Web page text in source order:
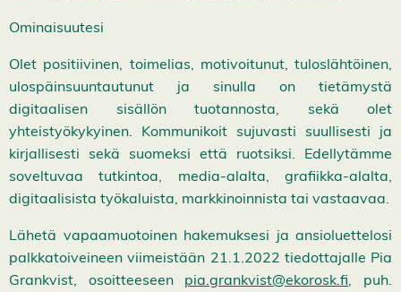
Ominaisuutesi
Olet positiivinen, toimelias, motivoitunut, tuloslähtöinen,
ulospäinsuuntautunut ja sinulla on tietämystä
digitaalisen sisällön tuotannosta, sekä olet
yhteistyökykyinen. Kommunikoit sujuvasti suullisesti ja
kirjallisesti sekä suomeksi että ruotsiksi. Edellytämme
soveltuvaa tutkintoa, media-alalta, grafiikka-alalta,
digitaalisista työkaluista, markkinoinnista tai vastaavaa.
Lähetä vapaamuotoinen hakemuksesi ja ansioluettelosi
palkkatoiveineen viimeistään 21.1.2022 tiedottajalle Pia
Grankvist, osoitteeseen pia.grankvist@ekorosk.fi, puh.